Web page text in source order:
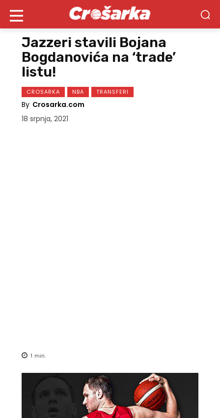
Jazzeri stavili Bojana
Bogdanovića na ‘trade’
listu!
CROSARKA NBA TRANSFERI
By Crosarka.com
18 srpnja, 2021
1 min.